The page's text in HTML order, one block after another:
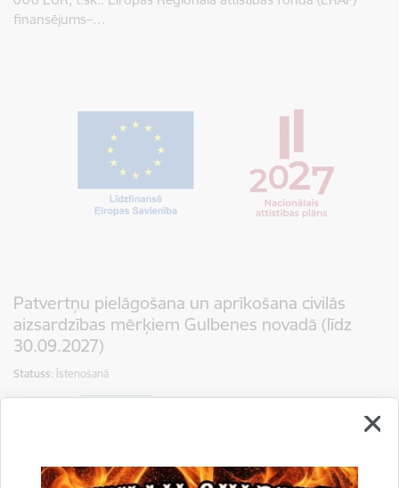
finansējums–…
Patvertņu pielāgošana un aprīkošana civilās
aizsardzības mērķiem Gulbenes novadā (līdz
30.09.2027)
Statuss: Īstenošanā
30.09.2027. Finansējums Kopējās, attiecināmās izmaksas –